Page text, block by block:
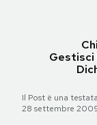
Il Post è una
28 settembre